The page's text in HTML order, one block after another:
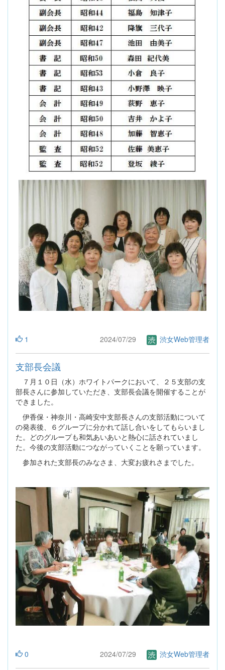
1 2024/07/29 渋女Web管理者
支部長会議
７月１０日（水）ホワイトパークにおいて、２５支部の支
部長さんに参加していただき、支部長会議を開催することが
できました。
伊香保・神奈川・高崎安中支部長さんの支部活動について
の発表後、６グループに分かれて話し合いをしてもらいまし
た。どのグループも和気あいあいと熱心に話されていまし
た。今後の支部活動につながっていくことを願っています。
参加された支部長のみなさま、大変お疲れさまでした。
0 2024/07/29 渋女Web管理者